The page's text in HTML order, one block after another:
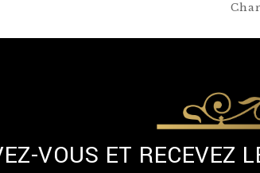
VOUS ET RECEVEZ